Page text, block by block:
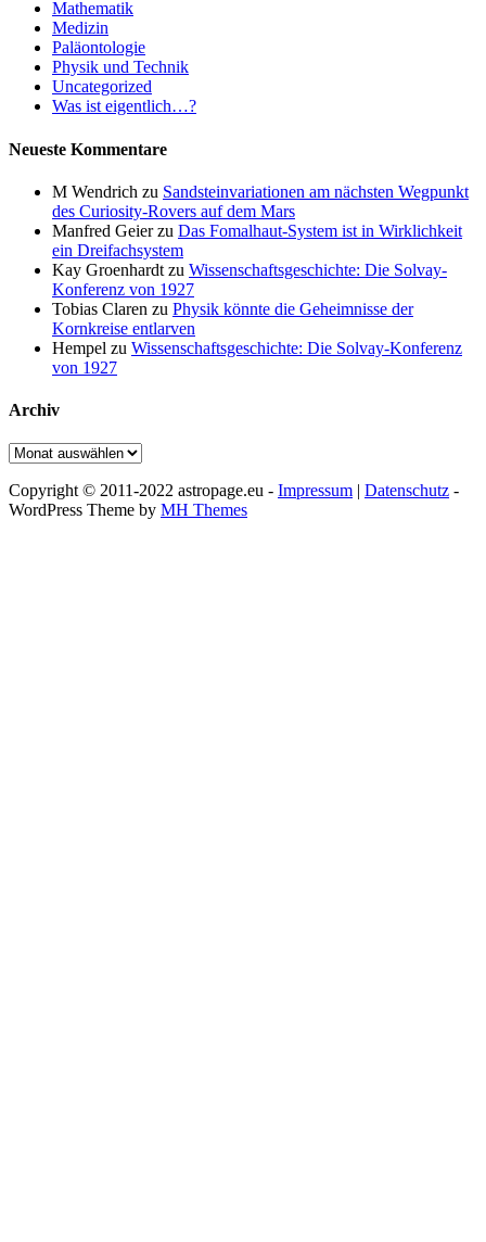
Mathematik
Medizin
Paläontologie
Physik und Technik
Uncategorized
Was ist eigentlich…?
Neueste Kommentare
M Wendrich zu Sandsteinvariationen am nächsten Wegpunkt
des Curiosity-Rovers auf dem Mars
Manfred Geierzu Das Fomalhaut-System ist in Wirklichkeit
ein Dreifachsystem
Kay Groenhardt zu Wissenschaftsgeschichte: Die Solvay-
Konferenz von 1927
Tobias Claren zu Physik könnte die Geheimnisse der
Kornkreise entlarven
Hempel zu Wissenschaftsgeschichte: Die Solvay-Konferenz
von 1927
Archiv
Archiv
Copyright © 2011-2022 astropage.eu - Impressum | Datenschutz -
WordPress Theme by MH Themes